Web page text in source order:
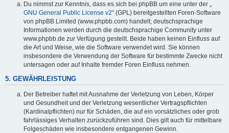
Du nimmst zur Kenntnis, dass es sich bei phpBB um eine unter der „
GNU General Public License v2“ (GPL) bereitgestellten Foren-Software
von phpBB Limited (www.phpbb.com) handelt; deutschsprachige
Informationen werden durch die deutschsprachige Community unter
www.phpbb.de zur Verfügung gestellt. Beide haben keinen Einfluss auf
die Art und Weise, wie die Software verwendet wird. Sie können
insbesondere die Verwendung der Software für bestimmte Zwecke nicht
untersagen oder auf Inhalte fremder Foren Einfluss nehmen.
5. GEWÄHRLEISTUNG
Der Betreiber haftet mit Ausnahme der Verletzung von Leben, Körper
und Gesundheit und der Verletzung wesentlicher Vertragspflichten
(Kardinalpflichten) nur für Schäden, die auf ein vorsätzliches oder grob
fahrlässiges Verhalten zurückzuführen sind. Dies gilt auch für mittelbare
Folgeschäden wie insbesondere entgangenen Gewinn.